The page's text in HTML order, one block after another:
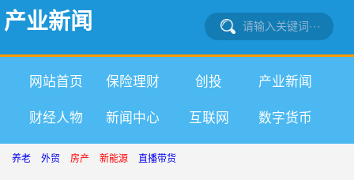
产业新闻
网站首页 保险理财 创投 产业新闻
财经人物 新闻中心 互联网 数字货币
养老 外贸 房产 新能源 直播带货